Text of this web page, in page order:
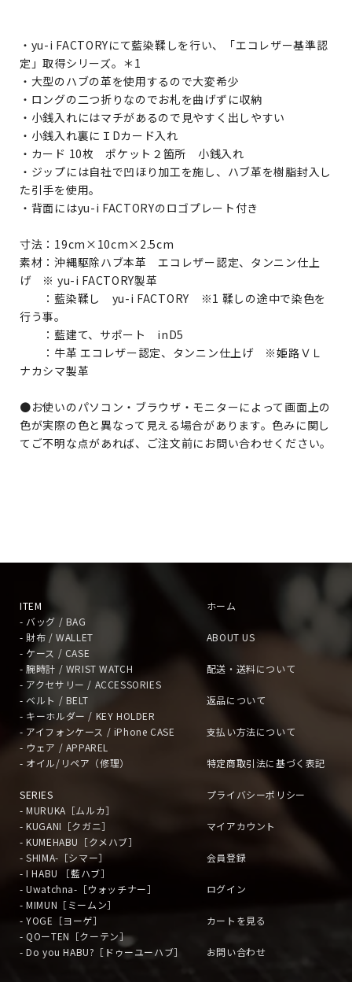
・yu-i FACTORYにて藍染鞣しを行い、「エコレザー基準認
定」取得シリーズ。＊1
・大型のハブの革を使用するので大変希少
・ロングの二つ折りなのでお札を曲げずに収納
・小銭入れにはマチがあるので見やすく出しやすい
・小銭入れ裏にＩDカード入れ
・カード 10枚 ポケット２箇所 小銭入れ
・ジップには自社で凹ほり加工を施し、ハブ革を樹脂封入し
た引手を使用。
・背面にはyu-i FACTORYのロゴプレート付き
寸法：19cm×10cm×2.5cm
素材：沖縄駆除ハブ本革 エコレザー認定、タンニン仕上
げ ※ yu-i FACTORY製革
：藍染鞣し yu-i FACTORY ※1 鞣しの途中で染色を
行う事。
：藍建て、サポート inD5
：牛革 エコレザー認定、タンニン仕上げ ※姫路ＶＬ
ナカシマ製革
●お使いのパソコン・ブラウザ・モニターによって画面上の
色が実際の色と異なって見える場合があります。色みに関し
てご不明な点があれば、ご注文前にお問い合わせください。
ITEM
- バッグ / BAG
- 財布 / WALLET
- ケース / CASE
- 腕時計 / WRIST WATCH
- アクセサリー / ACCESSORIES
- ベルト / BELT
- キーホルダー / KEY HOLDER
- アイフォンケース / iPhone CASE
- ウェア / APPAREL
- オイル/リペア（修理）
SERIES
- MURUKA［ムルカ］
- KUGANI［クガニ］
- KUMEHABU［クメハブ］
- SHIMA-［シマー］
- I HABU ［藍ハブ］
- Uwatchna-［ウォッチナー］
- MIMUN［ミームン］
- YOGE［ヨーゲ］
- QOーTEN［クーテン］
- Do you HABU?［ドゥーユーハブ］
ホーム
ABOUT US
配送・送料について
返品について
支払い方法について
特定商取引法に基づく表記
プライバシーポリシー
マイアカウント
会員登録
ログイン
カートを見る
お問い合わせ